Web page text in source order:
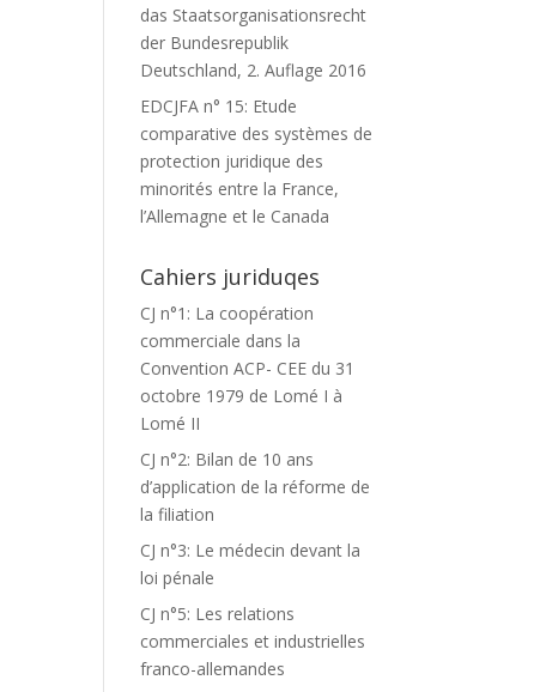
das Staatsorganisationsrecht
der Bundesrepublik
Deutschland, 2. Auflage 2016
EDCJFA n° 15: Etude
comparative des systèmes de
protection juridique des
minorités entre la France,
l’Allemagne et le Canada
Cahiers juriduqes
CJ n°1: La coopération
commerciale dans la
Convention ACP- CEE du 31
octobre 1979 de Lomé I à
Lomé II
CJ n°2: Bilan de 10 ans
d’application de la réforme de
la filiation
CJ n°3: Le médecin devant la
loi pénale
CJ n°5: Les relations
commerciales et industrielles
franco-allemandes